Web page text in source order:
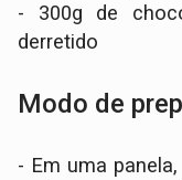
- 300g de
derretido
Modo de
- Em uma